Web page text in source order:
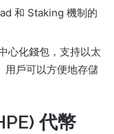
和 Staking 機制的
心化錢包，支持以太
用戶可以方便地存儲
代幣